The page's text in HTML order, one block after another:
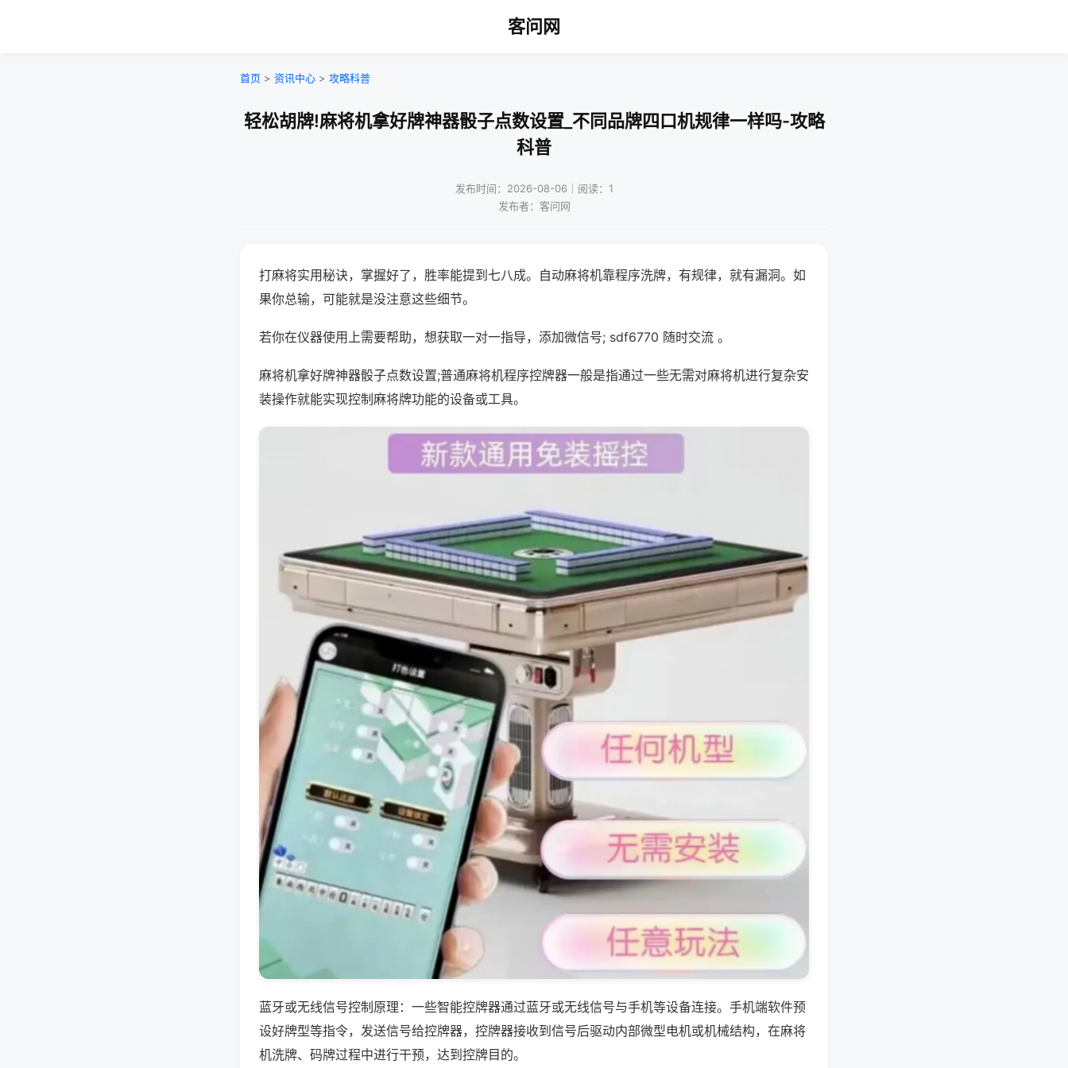
客问网
首页 > 资讯中心 > 攻略科普
轻松胡牌!麻将机拿好牌神器骰子点数设置_不同品牌四口机规律一样吗-攻略
科普
发布时间：2026-08-06｜阅读：1
发布者：客问网
打麻将实用秘诀，掌握好了，胜率能提到七八成。自动麻将机靠程序洗牌，有规律，就有漏洞。如
果你总输，可能就是没注意这些细节。
若你在仪器使用上需要帮助，想获取一对一指导，添加微信号; sdf6770 随时交流 。
麻将机拿好牌神器骰子点数设置;普通麻将机程序控牌器一般是指通过一些无需对麻将机进行复杂安
装操作就能实现控制麻将牌功能的设备或工具。
蓝牙或无线信号控制原理：一些智能控牌器通过蓝牙或无线信号与手机等设备连接。手机端软件预
设好牌型等指令，发送信号给控牌器，控牌器接收到信号后驱动内部微型电机或机械结构，在麻将
机洗牌、码牌过程中进行干预，达到控牌目的。